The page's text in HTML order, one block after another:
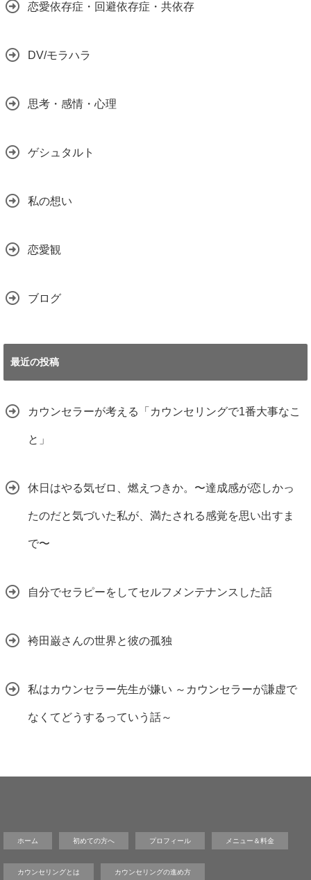
恋愛依存症・回避依存症・共依存
DV/モラハラ
思考・感情・心理
ゲシュタルト
私の想い
恋愛観
ブログ
最近の投稿
カウンセラーが考える「カウンセリングで1番大事なこ
と」
休日はやる気ゼロ、燃えつきか。〜達成感が恋しかっ
たのだと気づいた私が、満たされる感覚を思い出すま
で〜
自分でセラピーをしてセルフメンテナンスした話
袴田巌さんの世界と彼の孤独
私はカウンセラー先生が嫌い ～カウンセラーが謙虚で
なくてどうするっていう話～
ホーム 初めての方へ プロフィール メニュー＆料金
カウンセリングとは カウンセリングの進め方